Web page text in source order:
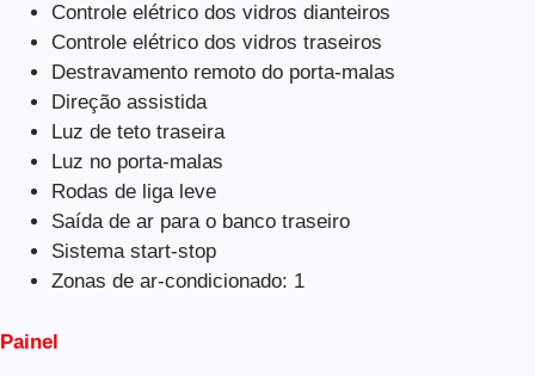
Controle elétrico dos vidros dianteiros
Controle elétrico dos vidros traseiros
Destravamento remoto do porta-malas
Direção assistida
Luz de teto traseira
Luz no porta-malas
Rodas de liga leve
Saída de ar para o banco traseiro
Sistema start-stop
Zonas de ar-condicionado: 1
Painel